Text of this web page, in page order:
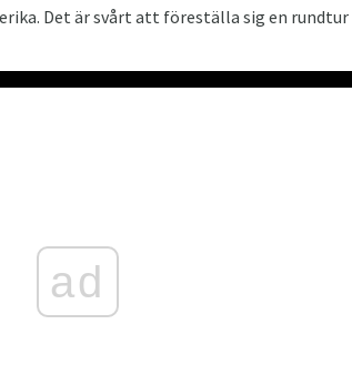
Det är svårt att föreställa sig en
ad